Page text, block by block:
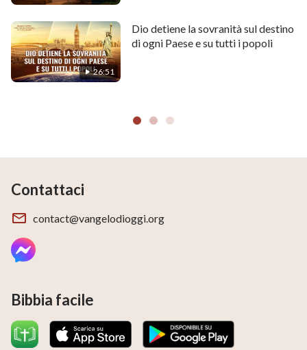
26:51
Dio detiene la sovranità sul destino
di ogni Paese e su tutti i popoli
Contattaci
contact@vangelodioggi.org
Bibbia facile